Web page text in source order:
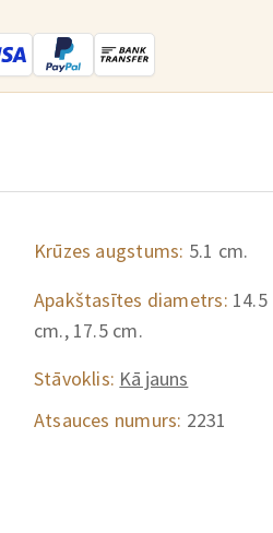
Krūzes augstums: 5.1 cm.
Apakštasītes diametrs: 14.5
cm., 17.5 cm.
Stāvoklis: Kā jauns
Atsauces numurs: 2231